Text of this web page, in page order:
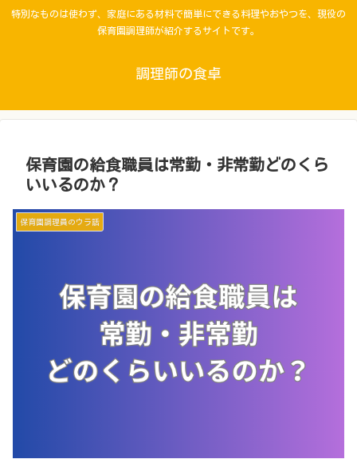
特別なものは使わず、家庭にある材料で簡単にできる料理やおやつを、現役の
保育園調理師が紹介するサイトです。
調理師の食卓
保育園の給食職員は常勤・非常勤どのくら
いいるのか？
保育園調理員のウラ話